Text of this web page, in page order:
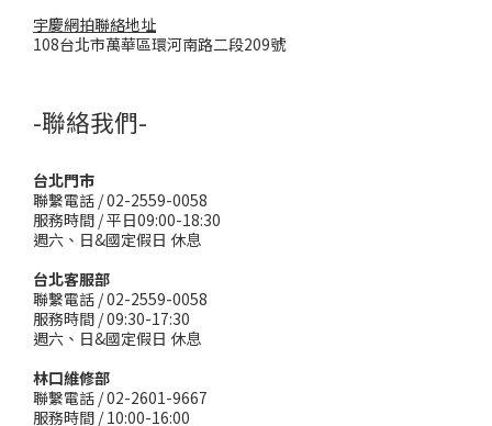
宇慶網拍聯絡地址
108台北市萬華區環河南路二段209號
-聯絡我們-
台北門市
聯繫電話 / 02-2559-0058
服務時間 / 平日09:00-18:30
週六、日&國定假日 休息
台北客服部
聯繫電話 / 02-2559-0058
服務時間 / 09:30-17:30
週六、日&國定假日 休息
林口維修部
聯繫電話 / 02-2601-9667
服務時間 / 10:00-16:00